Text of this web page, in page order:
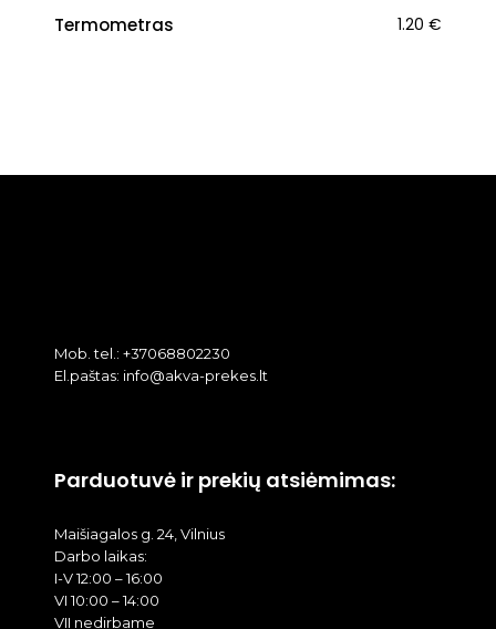
Termometras 1.20 €
Mob. tel.: +37068802230
El.paštas: info@akva-prekes.lt
Parduotuvė ir prekių atsiėmimas:
Maišiagalos g. 24, Vilnius
Darbo laikas:
I-V 12:00 – 16:00
VI 10:00 – 14:00
VII nedirbame